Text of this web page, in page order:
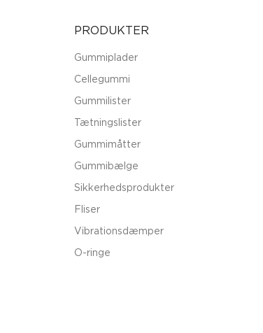
PRODUKTER
Gummiplader
Cellegummi
Gummilister
Tætningslister
Gummimåtter
Gummibælge
Sikkerhedsprodukter
Fliser
Vibrationsdæmper
O-ringe